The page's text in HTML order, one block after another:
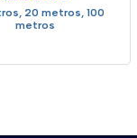
20 metros, 100
metros